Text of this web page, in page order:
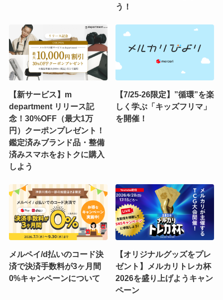
う！
【新サービス】m
department リリース記
念！30%OFF（最大1万
円）クーポンプレゼント！
鑑定済みブランド品・整備
済みスマホをおトクに購入
しよう
【7/25-26限定】”循環”を楽
しく学ぶ「キッズフリマ」
を開催！
メルペイ/d払いのコード決
済で決済手数料が3ヶ月間
0%キャンペーンについて
【オリジナルグッズをプレ
ゼント】メルカリトレカ杯
2026を盛り上げようキャン
ペーン